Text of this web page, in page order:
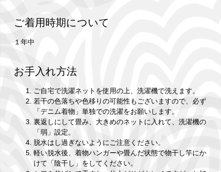
ご着用時期について
１年中
お手入れ方法
ご自宅で洗濯ネットを使用の上、洗濯機で洗えます。
若干の色落ちや色移りの可能性もございますので、必ず
「デニム着物」単独での洗濯をお願いします。
裏返しにして畳み、大きめのネットに入れて、洗濯機の
「弱」設定。
脱水はし過ぎないようにご注意ください。
軽い脱水後、着物ハンガーや畳んだ状態で物干し竿にか
けて「陰干し」をしてください。